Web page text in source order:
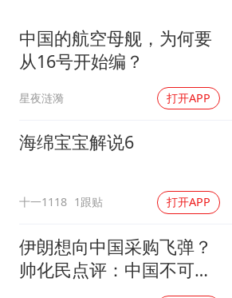
香港宏福苑火
几元成本 千
中国的航空母舰，为何要
从16号开始编？
星夜涟漪 打开APP
海绵宝宝解说6
十一1118 1跟贴 打开APP
伊朗想向中国采购飞弹？
帅化民点评：中国不可能